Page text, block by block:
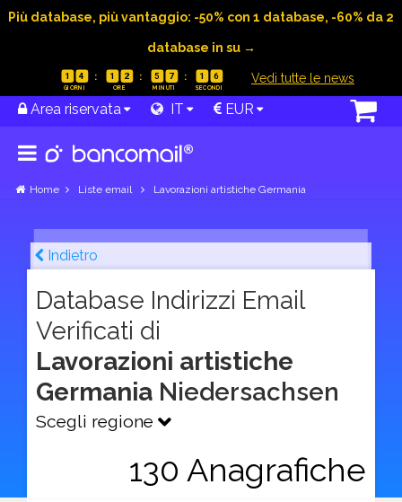
Più database, più vantaggio: -50% con 1 database, -60% da 2
database in su →
1 4 1 2 5 7 1 5 Vedi tutte le news
Area riservata IT EUR
Home Liste email Lavorazioni artistiche Germania
Indietro
Database Indirizzi Email
Verificati di
Lavorazioni artistiche
Germania Niedersachsen
Scegli regione
130 Anagrafiche